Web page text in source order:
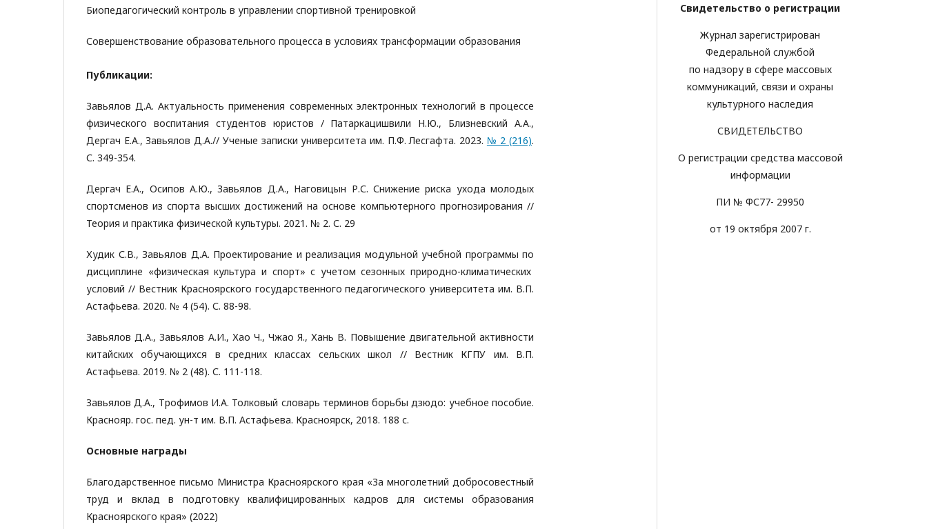
Биопедагогический контроль в управлении спортивной тренировкой
Совершенствование образовательного процесса в условиях трансформации образования
Публикации:
Завьялов Д.А. Актуальность применения современных электронных технологий в процессе
физического воспитания студентов юристов / Патаркацишвили Н.Ю., Близневский А.А.,
Дергач Е.А., Завьялов Д.А.// Ученые записки университета им. П.Ф. Лесгафта. 2023. № 2 (216).
С. 349-354.
Дергач Е.А., Осипов А.Ю., Завьялов Д.А., Наговицын Р.С. Снижение риска ухода молодых
спортсменов из спорта высших достижений на основе компьютерного прогнозирования //
Теория и практика физической культуры. 2021. № 2. С. 29
Худик С.В., Завьялов Д.А. Проектирование и реализация модульной учебной программы по
дисциплине «физическая культура и спорт» с учетом сезонных природно-климатических
условий // Вестник Красноярского государственного педагогического университета им. В.П.
Астафьева. 2020. № 4 (54). С. 88-98.
Завьялов Д.А., Завьялов А.И., Хао Ч., Чжао Я., Хань В. Повышение двигательной активности
китайских обучающихся в средних классах сельских школ // Вестник КГПУ им. В.П.
Астафьева. 2019. № 2 (48). С. 111-118.
Завьялов Д.А., Трофимов И.А. Толковый словарь терминов борьбы дзюдо: учебное пособие.
Краснояр. гос. пед. ун-т им. В.П. Астафьева. Красноярск, 2018. 188 с.
Основные награды
Благодарственное письмо Министра Красноярского края «За многолетний добросовестный
труд и вклад в подготовку квалифицированных кадров для системы образования
Красноярского края» (2022)
Свидетельство о регистрации
Журнал зарегистрирован
Федеральной службой
по надзору в сфере массовых
коммуникаций, связи и охраны
культурного наследия
СВИДЕТЕЛЬСТВО
О регистрации средства массовой
информации
ПИ № ФС77- 29950
от 19 октября 2007 г.